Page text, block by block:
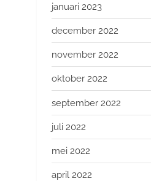
januari 2023
december 2022
november 2022
oktober 2022
september 2022
juli 2022
mei 2022
april 2022